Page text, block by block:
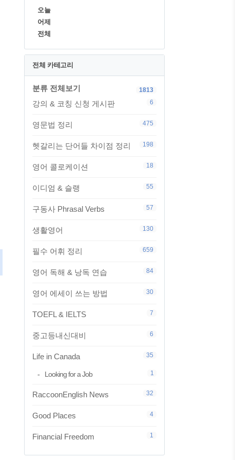
오늘
어제
전체
전체 카테고리
분류 전체보기 1813
강의 & 코칭 신청 게시판 6
영문법 정리 475
헷갈리는 단어들 차이점 정리 198
영어 콜로케이션 18
이디엄 & 슬랭 55
구동사 Phrasal Verbs 57
생활영어 130
필수 어휘 정리 659
영어 독해 & 낭독 연습 84
영어 에세이 쓰는 방법 30
TOEFL & IELTS 7
중고등내신대비 6
Life in Canada 35
Looking for a Job 1
RaccoonEnglish News 32
Good Places 4
Financial Freedom 1